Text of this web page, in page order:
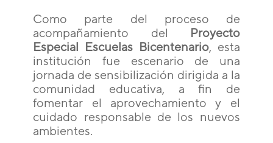
Como parte del proceso de
acompañamiento del
Proyecto
Especial Escuelas Bicentenario, esta
institución fue escenario de una
jornada de sensibilización dirigida a la
comunidad educativa, a fin de
fomentar el aprovechamiento y el
cuidado responsable de los nuevos
ambientes.